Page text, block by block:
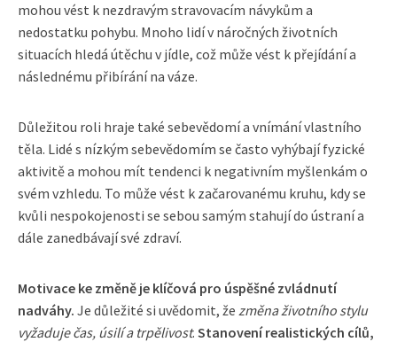
mohou vést k nezdravým stravovacím návykům a
nedostatku pohybu. Mnoho lidí v náročných životních
situacích hledá útěchu v jídle, což může vést k přejídání a
následnému přibírání na váze.
Důležitou roli hraje také sebevědomí a vnímání vlastního
těla. Lidé s nízkým sebevědomím se často vyhýbají fyzické
aktivitě a mohou mít tendenci k negativním myšlenkám o
svém vzhledu. To může vést k začarovanému kruhu, kdy se
kvůli nespokojenosti se sebou samým stahují do ústraní a
dále zanedbávají své zdraví.
Motivace ke změně je klíčová pro úspěšné zvládnutí
nadváhy. Je důležité si uvědomit, že změna životního stylu
vyžaduje čas, úsilí a trpělivost. Stanovení realistických cílů,